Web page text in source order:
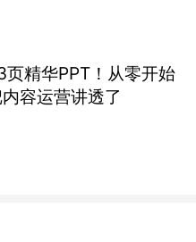
页精华PPT！从零开始
容运营讲透了